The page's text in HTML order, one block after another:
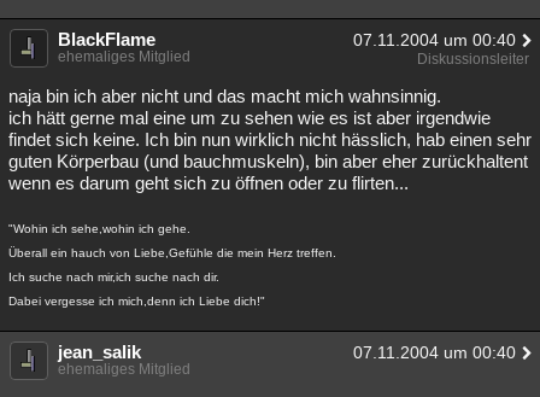
BlackFlame 07.11.2004 um 00:40
ehemaliges Mitglied Diskussionsleiter
naja bin ich aber nicht und das macht mich wahnsinnig.
ich hätt gerne mal eine um zu sehen wie es ist aber irgendwie
findet sich keine. Ich bin nun wirklich nicht hässlich, hab einen sehr
guten Körperbau (und bauchmuskeln), bin aber eher zurückhaltent
wenn es darum geht sich zu öffnen oder zu flirten...
"Wohin ich sehe,wohin ich gehe.
Überall ein hauch von Liebe,Gefühle die mein Herz treffen.
Ich suche nach mir,ich suche nach dir.
Dabei vergesse ich mich,denn ich Liebe dich!"
jean_salik 07.11.2004 um 00:40
ehemaliges Mitglied